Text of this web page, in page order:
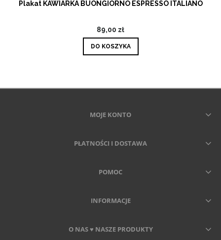
Plakat KAWIARKA BUONGIORNO ESPRESSO ITALIANO
89,00 zł
DO KOSZYKA
MOJE KONTO
PŁATNOŚCI I DOSTAWA
POMOC
INFORMACJE
O NAS ♥ NASZE PRODUKTY